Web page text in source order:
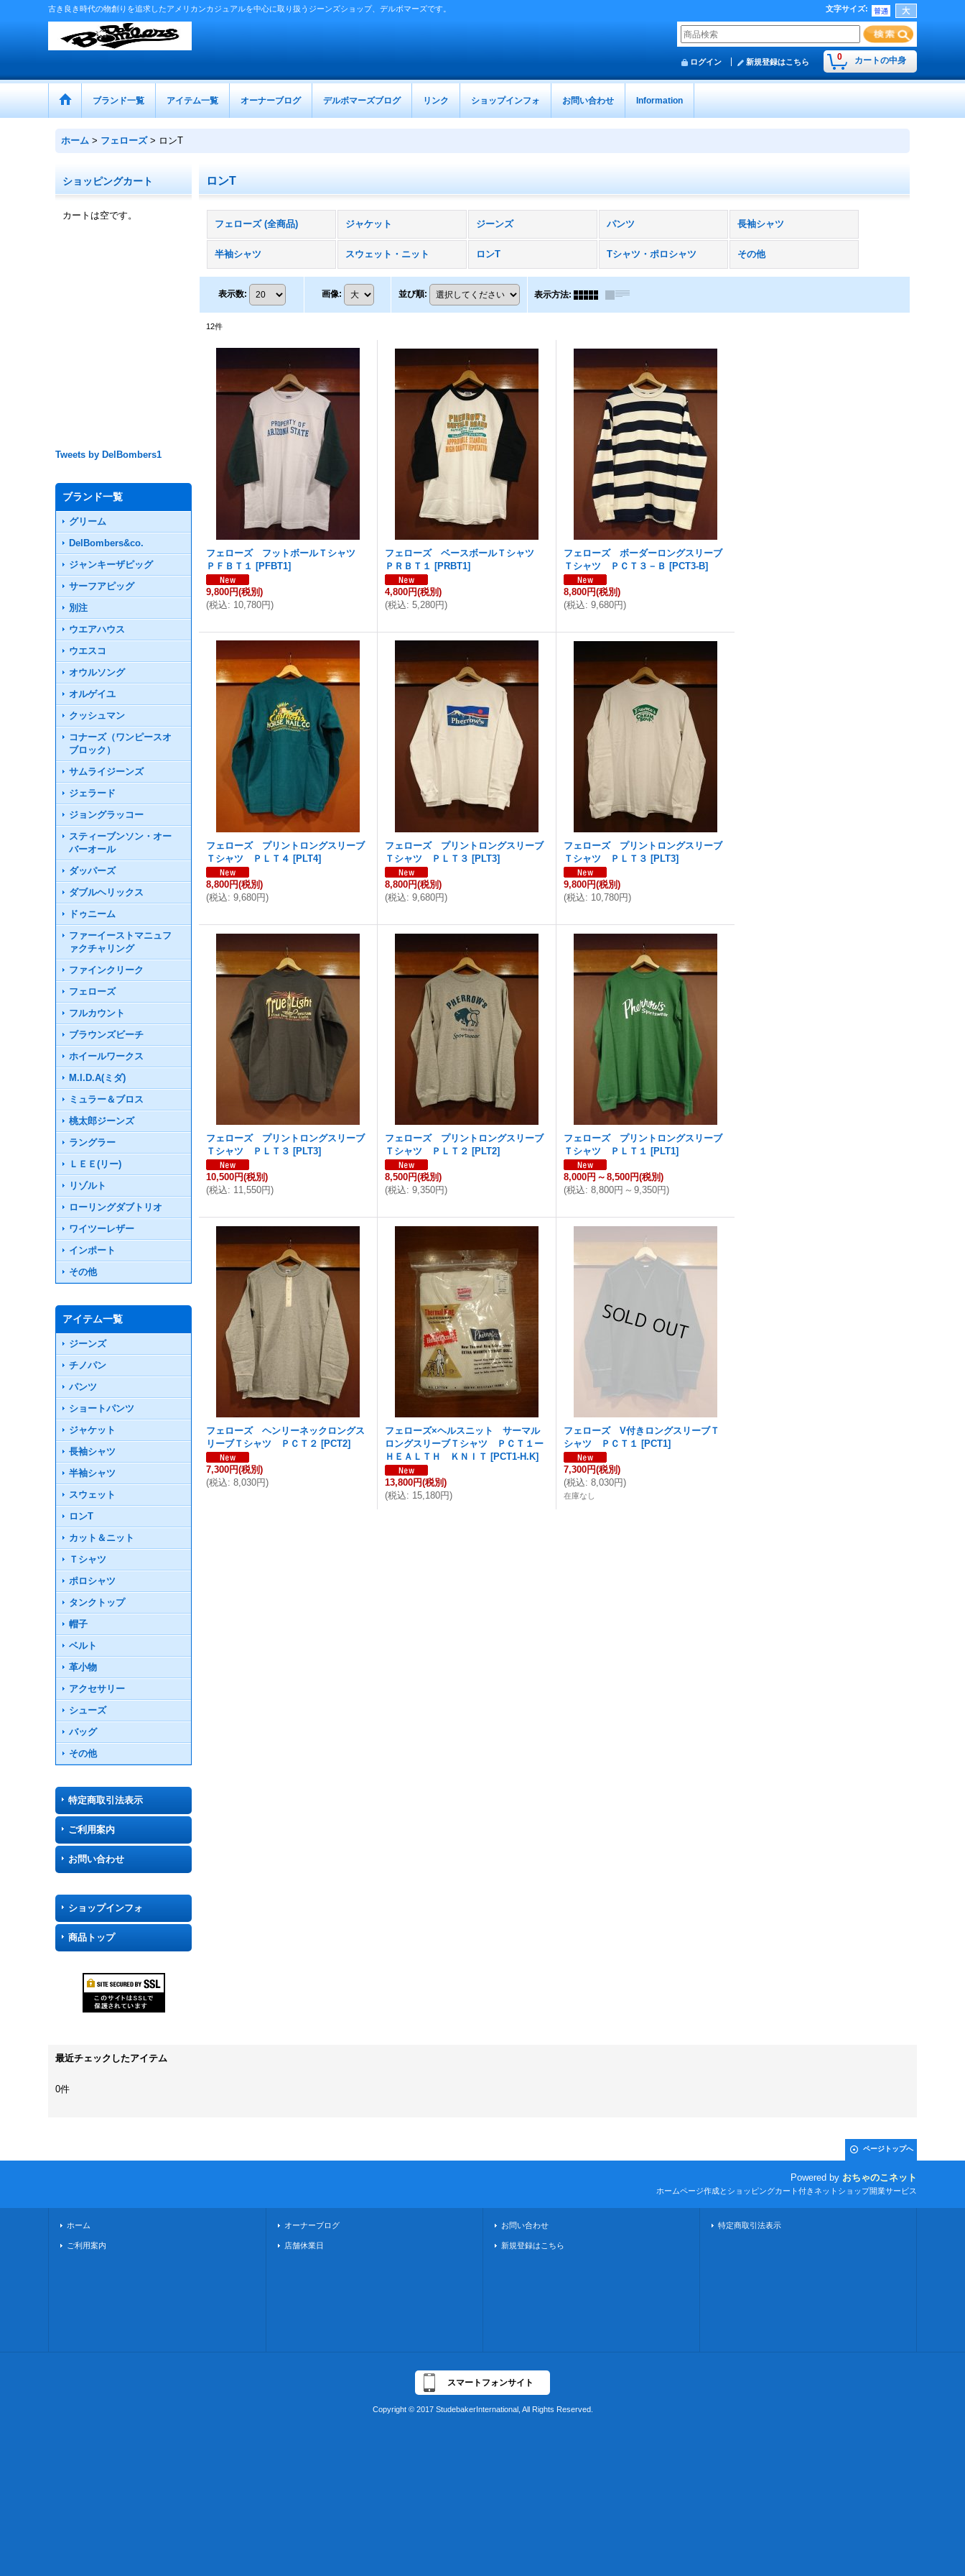
古き良き時代の物創りを追求したアメリカンカジュアルを中心に取り扱うジーンズショップ、デルボマーズです。 文字サイズ:
0 カートの中身
ログイン 新規登録はこちら
ブランド一覧 アイテム一覧 オーナーブログ デルボマーズブログ リンク ショップインフォ お問い合わせ Information
ホーム > フェローズ > ロンT
ショッピングカート
カートは空です。
Tweets by DelBombers1
ブランド一覧
グリーム
DelBombers&co.
ジャンキーザピッグ
サーフアピッグ
別注
ウエアハウス
ウエスコ
オウルソング
オルゲイユ
クッシュマン
コナーズ（ワンピースオ
ブロック）
サムライジーンズ
ジェラード
ジョングラッコー
スティーブンソン・オー
バーオール
ダッパーズ
ダブルヘリックス
ドゥニーム
ファーイーストマニュフ
ァクチャリング
ファインクリーク
フェローズ
フルカウント
ブラウンズビーチ
ホイールワークス
M.I.D.A(ミダ)
ミュラー＆ブロス
桃太郎ジーンズ
ラングラー
ＬＥＥ(リー)
リゾルト
ローリングダブトリオ
ワイツーレザー
インポート
その他
アイテム一覧
ジーンズ
チノパン
パンツ
ショートパンツ
ジャケット
長袖シャツ
半袖シャツ
スウェット
ロンT
カット＆ニット
Ｔシャツ
ポロシャツ
タンクトップ
帽子
ベルト
革小物
アクセサリー
シューズ
バッグ
その他
特定商取引法表示
ご利用案内
お問い合わせ
ショップインフォ
商品トップ
ロンT
フェローズ (全商品) ジャケット ジーンズ パンツ 長袖シャツ
半袖シャツ スウェット・ニット ロンT Tシャツ・ポロシャツ その他
表示数: 画像: 並び順: 表示方法:
12件
フェローズ フットボールＴシャツ
ＰＦＢＴ１ [PFBT1]
9,800円(税別)
(税込: 10,780円)
フェローズ ベースボールＴシャツ
ＰＲＢＴ１ [PRBT1]
4,800円(税別)
(税込: 5,280円)
フェローズ ボーダーロングスリーブ
Ｔシャツ ＰＣＴ３－Ｂ [PCT3-B]
8,800円(税別)
(税込: 9,680円)
フェローズ プリントロングスリーブ
Ｔシャツ ＰＬＴ４ [PLT4]
8,800円(税別)
(税込: 9,680円)
フェローズ プリントロングスリーブ
Ｔシャツ ＰＬＴ３ [PLT3]
8,800円(税別)
(税込: 9,680円)
フェローズ プリントロングスリーブ
Ｔシャツ ＰＬＴ３ [PLT3]
9,800円(税別)
(税込: 10,780円)
フェローズ プリントロングスリーブ
Ｔシャツ ＰＬＴ３ [PLT3]
10,500円(税別)
(税込: 11,550円)
フェローズ プリントロングスリーブ
Ｔシャツ ＰＬＴ２ [PLT2]
8,500円(税別)
(税込: 9,350円)
フェローズ プリントロングスリーブ
Ｔシャツ ＰＬＴ１ [PLT1]
8,000円 ～ 8,500円(税別)
(税込: 8,800円 ～ 9,350円)
フェローズ ヘンリーネックロングス
リーブＴシャツ ＰＣＴ２ [PCT2]
7,300円(税別)
(税込: 8,030円)
フェローズ×ヘルスニット サーマル
ロングスリーブＴシャツ ＰＣＴ１ー
ＨＥＡＬＴＨ ＫＮＩＴ [PCT1-H.K]
13,800円(税別)
(税込: 15,180円)
フェローズ V付きロングスリーブＴ
シャツ ＰＣＴ１ [PCT1]
7,300円(税別)
(税込: 8,030円)
在庫なし
最近チェックしたアイテム
0件
ページトップへ
Powered by おちゃのこネット
ホームページ作成とショッピングカート付きネットショップ開業サービス
ホーム
ご利用案内
オーナーブログ
店舗休業日
お問い合わせ
新規登録はこちら
特定商取引法表示
スマートフォンサイト
Copyright © 2017 StudebakerInternational, All Rights Reserved.